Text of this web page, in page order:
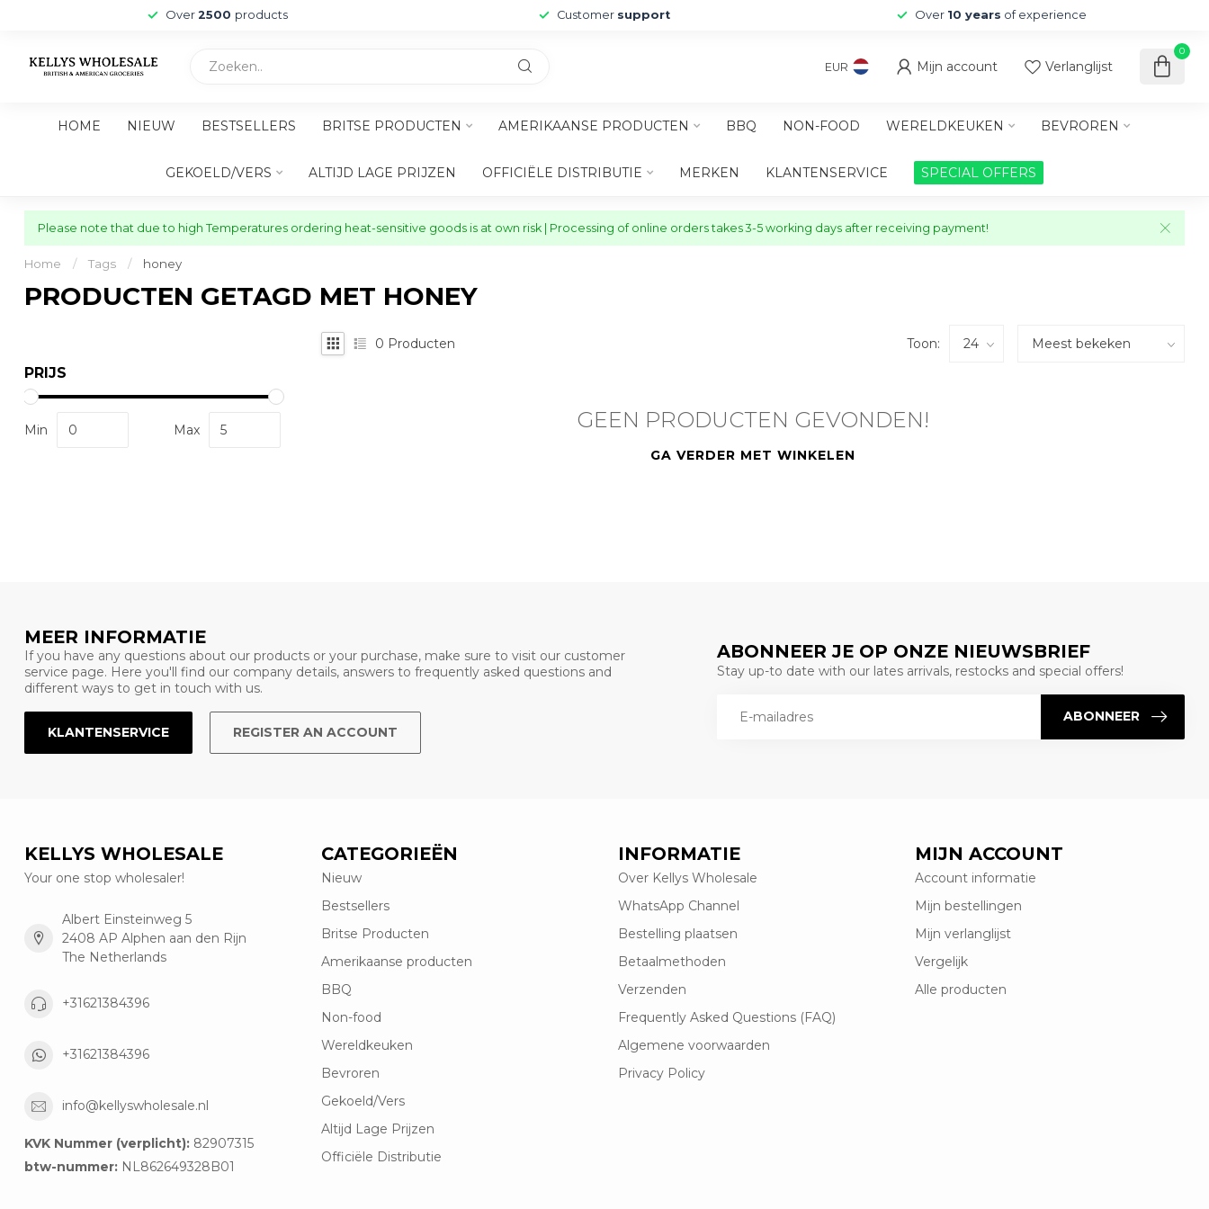
Over 2500 products Customer support Over 10 years of experience
EUR Mijn account Verlanglijst
0
HOME NIEUW BESTSELLERS BRITSE PRODUCTEN AMERIKAANSE PRODUCTEN BBQ NON-FOOD WERELDKEUKEN BEVROREN
GEKOELD/VERS ALTIJD LAGE PRIJZEN OFFICIËLE DISTRIBUTIE MERKEN KLANTENSERVICE SPECIAL OFFERS
Please note that due to high Temperatures ordering heat-sensitive goods is at own risk | Processing of online orders takes 3-5 working days after receiving payment!
Home / Tags / honey
PRODUCTEN GETAGD MET HONEY
PRIJS
Min Max
0 Producten Toon:
GEEN PRODUCTEN GEVONDEN!
GA VERDER MET WINKELEN
MEER INFORMATIE
If you have any questions about our products or your purchase, make sure to visit our customer
service page. Here you'll find our company details, answers to frequently asked questions and
different ways to get in touch with us.
KLANTENSERVICE REGISTER AN ACCOUNT
ABONNEER JE OP ONZE NIEUWSBRIEF
Stay up-to date with our lates arrivals, restocks and special offers!
ABONNEER
KELLYS WHOLESALE
Your one stop wholesaler!
Albert Einsteinweg 5
2408 AP Alphen aan den Rijn
The Netherlands
+31621384396
+31621384396
info@kellyswholesale.nl
KVK Nummer (verplicht): 82907315
btw-nummer: NL862649328B01
CATEGORIEËN
Nieuw
Bestsellers
Britse Producten
Amerikaanse producten
BBQ
Non-food
Wereldkeuken
Bevroren
Gekoeld/Vers
Altijd Lage Prijzen
Officiële Distributie
INFORMATIE
Over Kellys Wholesale
WhatsApp Channel
Bestelling plaatsen
Betaalmethoden
Verzenden
Frequently Asked Questions (FAQ)
Algemene voorwaarden
Privacy Policy
MIJN ACCOUNT
Account informatie
Mijn bestellingen
Mijn verlanglijst
Vergelijk
Alle producten